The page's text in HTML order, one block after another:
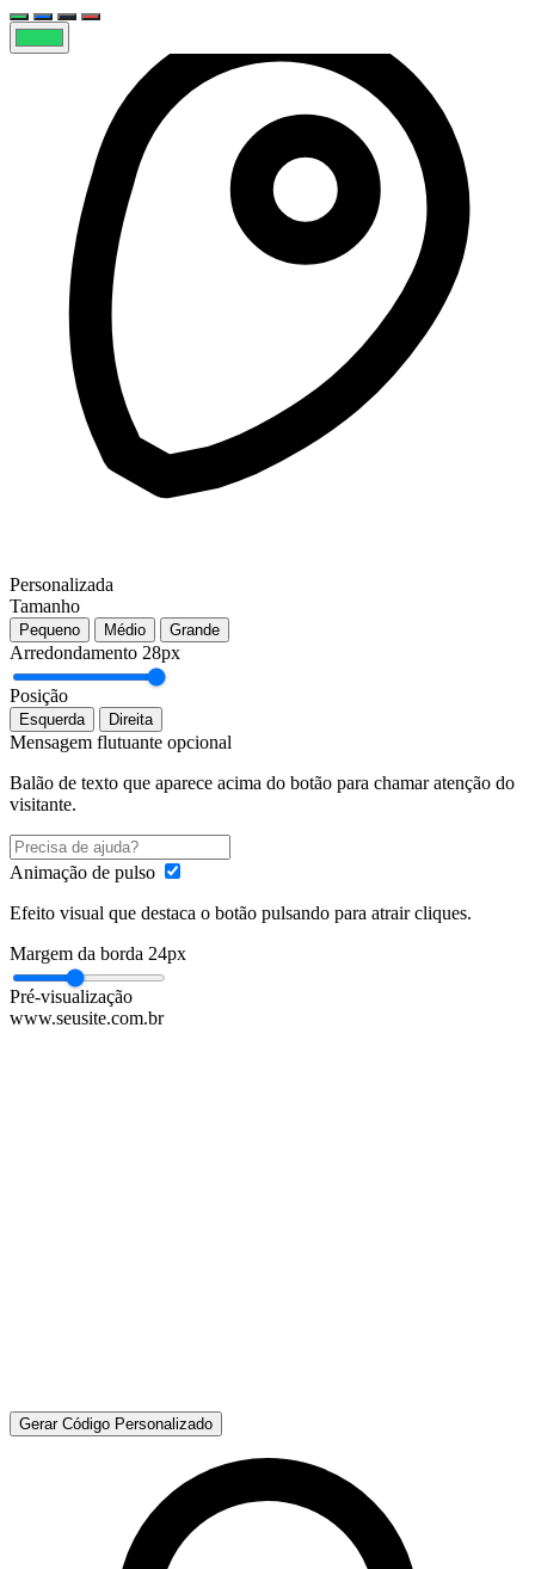
Personalizada
Tamanho
Pequeno Médio Grande
Arredondamento 28px
Posição
Esquerda Direita
Mensagem flutuante opcional
Balão de texto que aparece acima do botão para chamar atenção do
visitante.
Animação de pulso
Efeito visual que destaca o botão pulsando para atrair cliques.
Margem da borda 24px
Pré-visualização
www.seusite.com.br
Gerar Código Personalizado